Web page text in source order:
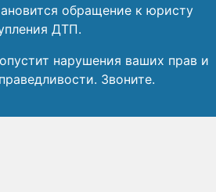
обращение к юристу
ДТП.
нарушения ваших прав и
Звоните.